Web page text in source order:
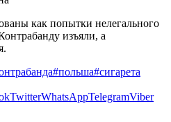
как попытки нелегального
изъяли, а
#польша#сигарета
TwitterWhatsAppTelegramViber